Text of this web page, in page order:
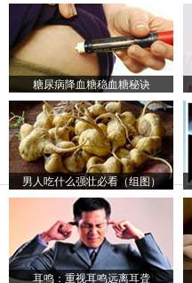
糖尿病降血糖稳血糖秘诀
男人吃什么强壮必看（组图）
耳鸣：重视耳鸣远离耳聋